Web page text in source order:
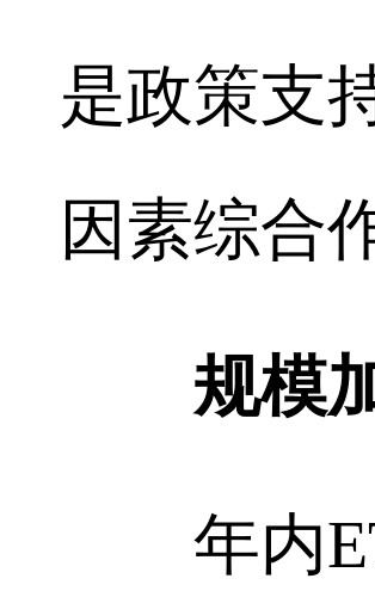
是政策支
因素综合
规模加
年内